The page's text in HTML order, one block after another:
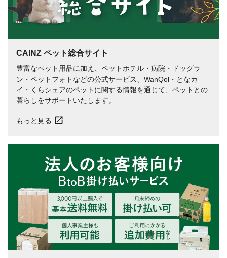
CAINZ ペット総合サイト
豊富なペット用品に加え、ペットホテル・病院・ドッグラ
ン・ペットフォトなどの公式サービス、WanQol・となカ
イ・くらシェアのペットに関する情報を通じて、ペットとの
暮らしをサポートいたします。
もっと見る